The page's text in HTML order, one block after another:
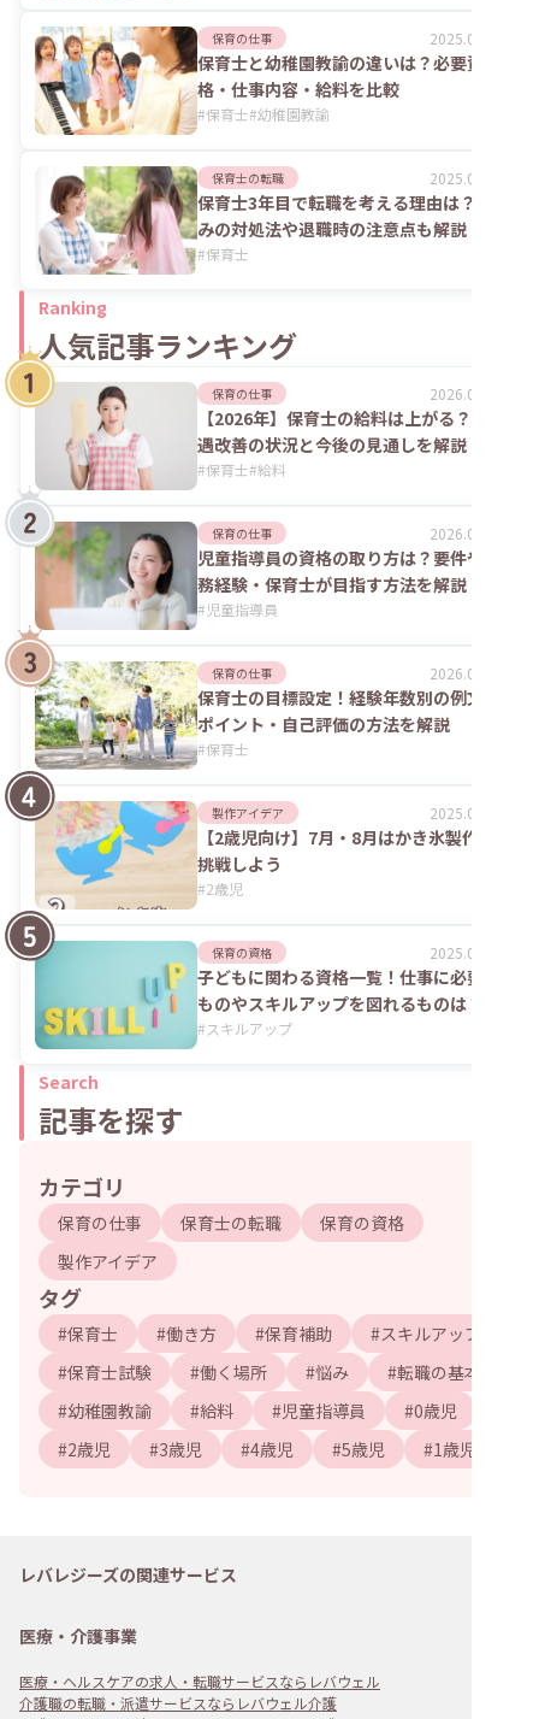
保育の仕事 2025.06.02
保育士と幼稚園教諭の違いは？必要資
格・仕事内容・給料を比較
#保育士#幼稚園教諭
保育士の転職 2025.06.02
保育士3年目で転職を考える理由は？悩
みの対処法や退職時の注意点も解説
#保育士
Ranking
人気記事ランキング
保育の仕事 2026.08.06
【2026年】保育士の給料は上がる？処
遇改善の状況と今後の見通しを解説
#保育士#給料
保育の仕事 2026.07.24
児童指導員の資格の取り方は？要件や実
務経験・保育士が目指す方法を解説
#児童指導員
保育の仕事 2026.02.09
保育士の目標設定！経験年数別の例文や
ポイント・自己評価の方法を解説
#保育士
製作アイデア 2025.09.04
【2歳児向け】7月・8月はかき氷製作に
挑戦しよう
#2歳児
保育の資格 2025.06.02
子どもに関わる資格一覧！仕事に必要な
ものやスキルアップを図れるものは？
#スキルアップ
Search
記事を探す
カテゴリ
保育の仕事 保育士の転職
保育の資格
製作アイデア
タグ
#保育士 #働き方 #保育補助 #スキルアップ
#保育士試験 #働く場所 #悩み #転職の基本
#幼稚園教諭 #給料 #児童指導員 #0歳児
#2歳児 #3歳児 #4歳児 #5歳児 #1歳児
レバレジーズの関連サービス
医療・介護事業
医療・ヘルスケアの求人・転職サービスならレバウェル
介護職の転職・派遣サービスならレバウェル介護